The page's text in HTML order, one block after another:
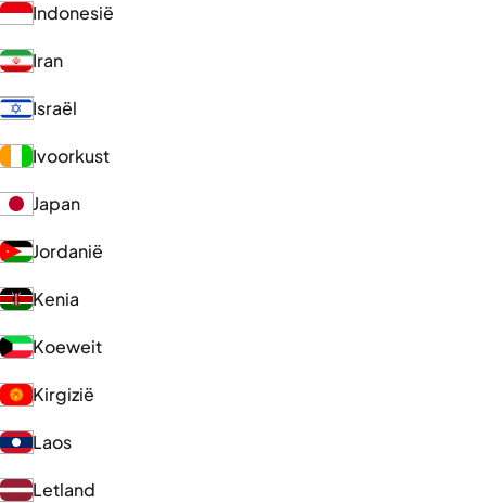
Indonesië
Iran
Israël
Ivoorkust
Japan
Jordanië
Kenia
Koeweit
Kirgizië
Laos
Letland